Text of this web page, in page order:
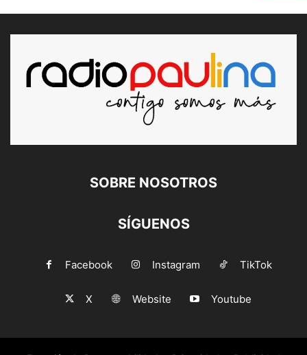
SOBRE NOSOTROS
SÍGUENOS
Facebook Instagram TikTok
X Website Youtube